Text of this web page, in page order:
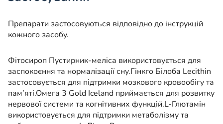
Препарати застосовуються відповідно до інструкцій
кожного засобу.
Фітосироп Пустирник-меліса використовується для
заспокоєння та нормалізації сну.Гінкго Білоба Lecithin
застосовується для підтримки мозкового кровообігу та
пам’яті.Омега 3 Gold Iceland приймається для розвитку
нервової системи та когнітивних функцій.L-Глютамін
використовується для підтримки метаболізму та